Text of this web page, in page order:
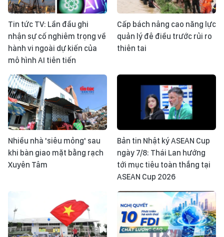
Tin tức TV: Lần đầu ghi
nhận sự cố nghiêm trọng về
hành vi ngoài dự kiến của
mô hình AI tiên tiến
Cấp bách nâng cao năng lực
quản lý đê điều trước rủi ro
thiên tai
Nhiều nhà 'siêu mỏng' sau
khi bàn giao mặt bằng rạch
Xuyên Tâm
Bản tin Nhật ký ASEAN Cup
ngày 7/8: Thái Lan hướng
tới mục tiêu toàn thắng tại
ASEAN Cup 2026